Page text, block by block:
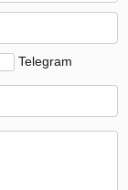
Telegram